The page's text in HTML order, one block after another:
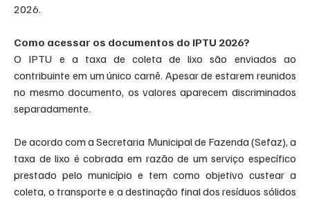
2026.
Como acessar os documentos do IPTU 2026?
O IPTU e a taxa de coleta de lixo são enviados ao
contribuinte em um único carnê. Apesar de estarem reunidos
no mesmo documento, os valores aparecem discriminados
separadamente.
De acordo com a Secretaria Municipal de Fazenda (Sefaz), a
taxa de lixo é cobrada em razão de um serviço específico
prestado pelo município e tem como objetivo custear a
coleta, o transporte e a destinação final dos resíduos sólidos